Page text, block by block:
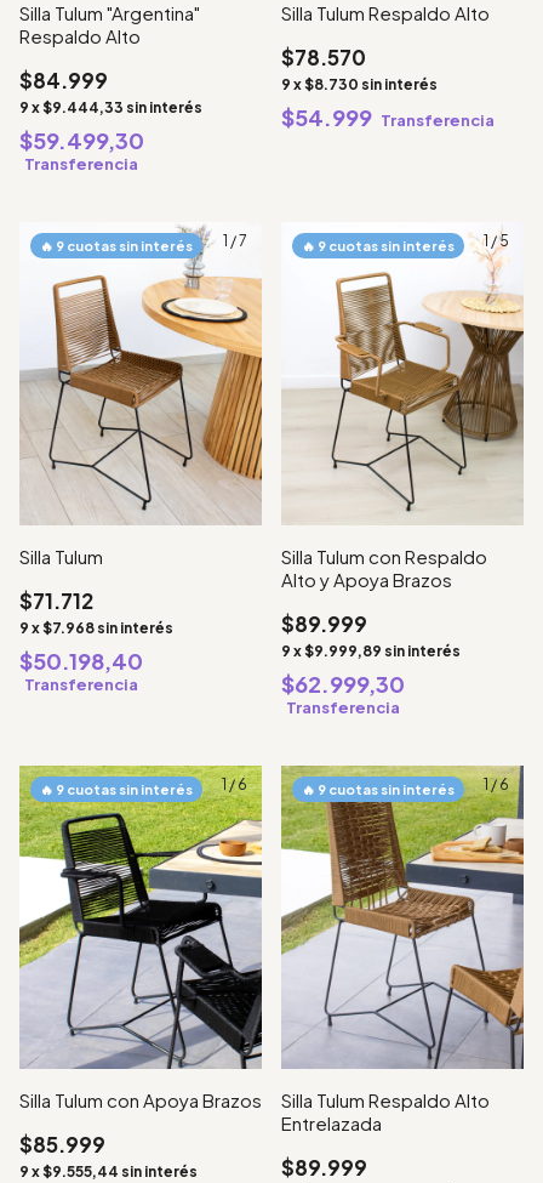
Silla Tulum "Argentina"
Respaldo Alto
$84.999
9 x$9.444,33 sin interés
$59.499,30
Transferencia
Silla Tulum Respaldo Alto
$78.570
9 x$8.730 sin interés
$54.999 Transferencia
1 /7
Silla Tulum
$71.712
9 x$7.968 sin interés
$50.198,40
Transferencia
1/5
Silla Tulum con Respaldo
Alto y Apoya Brazos
$89.999
9 x$9.999,89 sin interés
$62.999,30
Transferencia
1/6
Silla Tulum con Apoya Brazos
$85.999
9 x$9.555,44 sin interés
1 /6
Silla Tulum Respaldo Alto
Entrelazada
$89.999